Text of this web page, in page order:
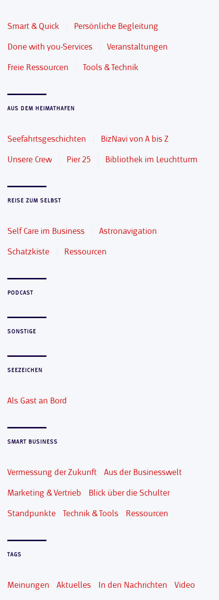
Smart & Quick Persönliche Begleitung
Done with you-Services Veranstaltungen
Freie Ressourcen Tools & Technik
AUS DEM HEIMATHAFEN
Seefahrtsgeschichten BizNavi von A bis Z
Unsere Crew Pier 25 Bibliothek im Leuchtturm
REISE ZUM SELBST
Self Care im Business Astronavigation
Schatzkiste Ressourcen
PODCAST
SONSTIGE
SEEZEICHEN
Als Gast an Bord
SMART BUSINESS
Vermessung der Zukunft Aus der Businesswelt
Marketing & Vertrieb Blick über die Schulter
Standpunkte Technik & Tools Ressourcen
TAGS
Meinungen Aktuelles In den Nachrichten Video